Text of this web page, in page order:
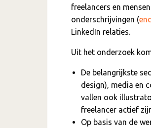
freelancers en
onderschrijvingen (
LinkedIn relaties.
Uit het onderzoek
De belangrijkste
design), media en
vallen ook
freelancer actief
Op basis van de